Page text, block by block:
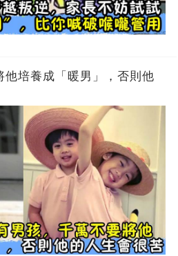
他培養成「暖男」，否則他